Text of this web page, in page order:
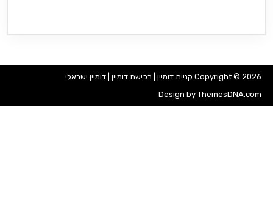
Copyright © 2026 קניית דומיין | רכישת דומיין | דומיין ישראלי
Design by ThemesDNA.com